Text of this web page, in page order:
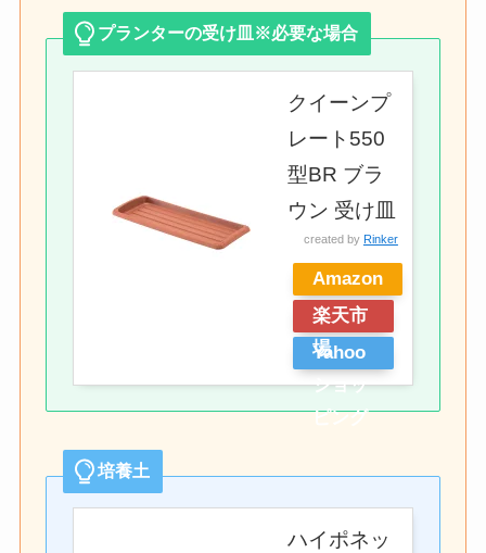
プランターの受け皿※必要な場合
クイーンプ
レート550
型BR ブラ
ウン 受け皿
created by Rinker
Amazon
楽天市
場
Yahoo
ショッ
ピング
培養土
ハイポネッ